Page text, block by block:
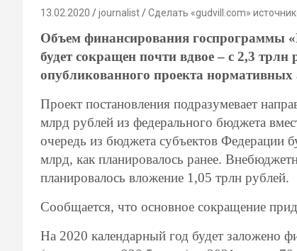
13.02.2020 journalist Сделать «gudvill.com»
Объем финансирования госпрограммы
будет сокращен почти вдвое – с 2,3 трлн
опубликованного проекта нормативных
Проект постановления подразумевает
млрд рублей из федерального бюджета
очередь из бюджета субъектов Федерации
млрд, как планировалось ранее.
планировалось вложение 1,05 трлн рублей.
Сообщается, что основное сокращение
На 2020 календарный год будет заложено